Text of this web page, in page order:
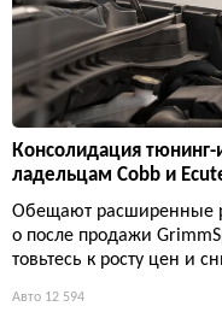
Консолидация
ладельцам Cobb и
Обещают расширенные
о после продажи
товьтесь к росту цен и
Авто 12 594